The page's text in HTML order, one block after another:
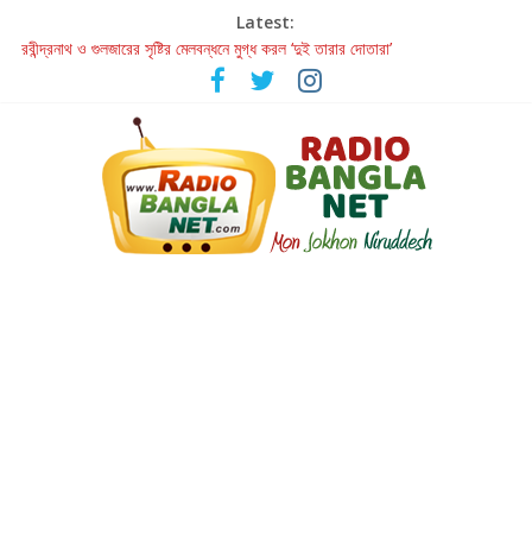
Latest:
রবীন্দ্রনাথ ও গুলজারের সৃষ্টির মেলবন্ধনে মুগ্ধ করল ‘দুই তারার দোতারা’
কলের গান থেকে রীলস্ — বাঙালির গান শোনার বিবর্তনের গল্প
জগন্নাথমঙ্গলম্ — বাংলায় প্রথমবার মঞ্চে এবার রথযাত্রার উদযাপন
Retribution: A Thought-Provoking Short Film That Challenges
Our Understanding of Justice
হাওয়া বদলের টলিউডে ‘তুমি এলে তাই’